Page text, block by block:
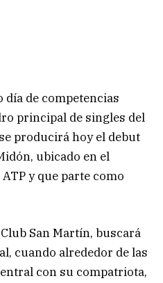
día de competencias
principal de singles del
producirá hoy el debut
ubicado en el
y que parte como
San Martín, buscará
cuando alrededor de las
con su compatriota,